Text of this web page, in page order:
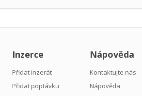
Inzerce
Přidat inzerát
Přidat poptávku
Nápověda
Kontaktujte nás
Nápověda